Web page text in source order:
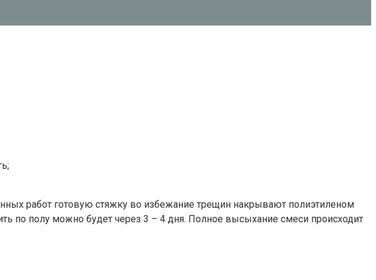
работ готовую стяжку во избежание трещин накрывают полиэтиленом
по полу можно будет через 3 – 4 дня. Полное высыхание смеси происходит